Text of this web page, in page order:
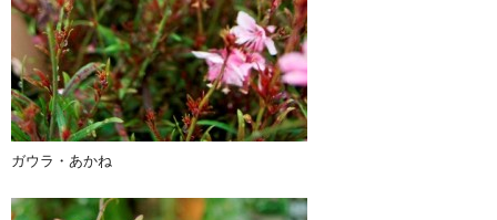
ガウラ・あかね